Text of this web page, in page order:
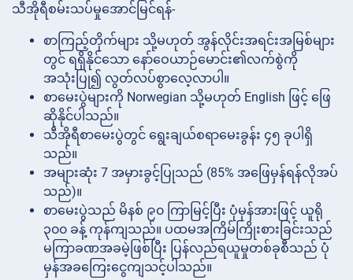
သီအိုရီစမ်းသပ်မှုအောင်မြင်ရန်-
စာကြည့်တိုက်များ သို့မဟုတ် အွန်လိုင်းအရင်းအမြစ်များ
တွင် ရရှိနိုင်သော နော်ဝေယာဉ်မောင်း၏လက်စွဲကို
အသုံးပြု၍ လွတ်လပ်စွာလေ့လာပါ။
စာမေးပွဲများကို Norwegian သို့မဟုတ် English ဖြင့် ဖြေ
ဆိုနိုင်ပါသည်။
သီအိုရီစာမေးပွဲတွင် ရွေးချယ်စရာမေးခွန်း ၄၅ ခုပါရှိ
သည်။
အများဆုံး 7 အမှားခွင့်ပြုသည် (85% အဖြေမှန်ရန်လိုအပ်
သည်)။
စာမေးပွဲသည် မိနစ် ၉၀ ကြာမြင့်ပြီး ပုံမှန်အားဖြင့် ယူရို
၃၀၀ ခန့် ကုန်ကျသည်။ ပထမအကြိမ်ကြိုးစားခြင်းသည်
မကြာခဏအခမဲ့ဖြစ်ပြီး ပြန်လည်ရယူမှုတစ်ခုစီသည် ပုံ
မှန်အခကြေးငွေကျသင့်ပါသည်။